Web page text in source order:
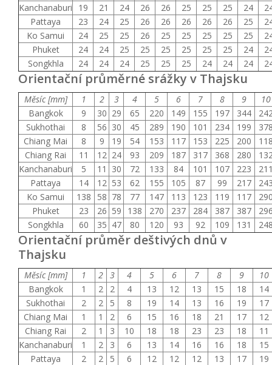
Kanchanaburi
19 21 24 26 26 25 25 25 24
Pattaya
23 24 25 26 26 26 26 26 25
Ko Samui
24 25 25 26 25 25 25 25 25
Phuket
24 24 25 25 25 25 25 25 24
Songkhla
24 24 24 25 25 25 24 24 24
Orientační průměrné srážky v Thajsku
Měsíc [mm] 1 2 3 4 5 6 7 8 9
10
Bangkok
9 30 29 65 220 149 155 197 344
Sukhothai
8 56 30 45 289 190 101 234 199
Chiang Mai
8 9 19 54 153 117 153 225 200
Chiang Rai
11 12 24 93 209 187 317 368 280
Kanchanaburi
5 11 30 72 133 84 101 107 223
Pattaya
14 12 53 62 155 105 87 99 217
Ko Samui
138 58 78 77 147 113 123 119 117
Phuket
23 26 59 138 270 237 284 387 387
Songkhla
60 35 47 80 120 93 92 109 131
Orientační průměr deštivých dnů v
Thajsku
Měsíc [mm] 1 2 3 4 5 6 7 8 9
10
Bangkok
1 2 2 4 13 12 13 15 18
14
Sukhothai
2 2 5 8 19 14 13 16 19
17
Chiang Mai
1 1 2 6 15 16 18 21 17
12
Chiang Rai
2 1 3 10 18 18 23 23 18
11
Kanchanaburi
1 2 3 6 13 14 16 16 18
15
Pattaya
2 2 5 6 12 12 12 13 17
19